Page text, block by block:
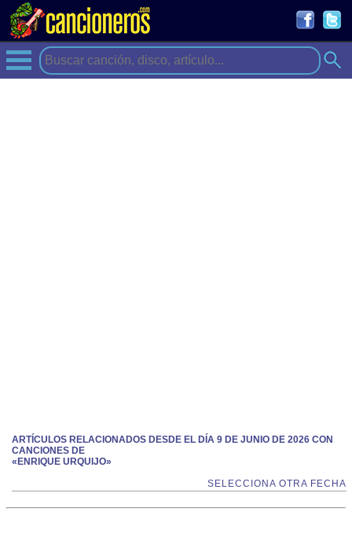
ARTÍCULOS RELACIONADOS DESDE EL DÍA 9 DE JUNIO DE 2026 CON
CANCIONES DE
«ENRIQUE URQUIJO»
SELECCIONA OTRA FECHA